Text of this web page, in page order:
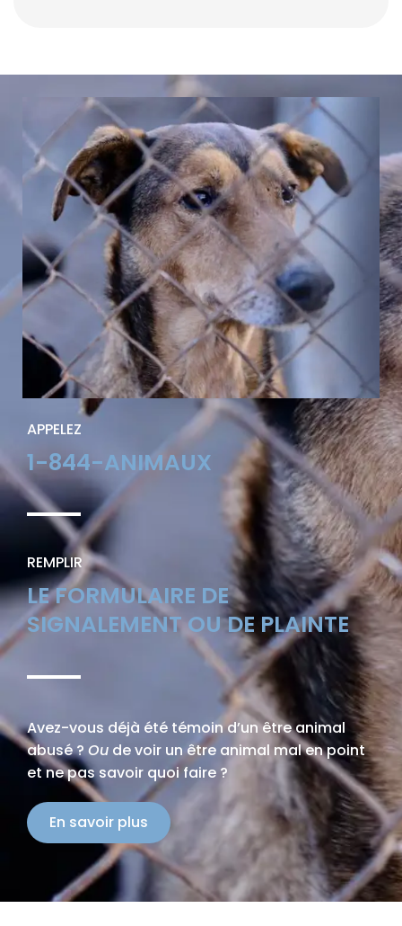
APPELEZ
1-844-ANIMAUX
REMPLIR
LE FORMULAIRE DE
SIGNALEMENT OU DE PLAINTE
Avez-vous déjà été témoin d’un être animal
abusé ? Ou de voir un être animal mal en point
et ne pas savoir quoi faire ?
En savoir plus